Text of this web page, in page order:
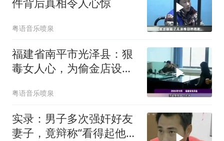
粤语音乐喷泉
福建省南平市光泽县：狠
毒女人心，为偷金店设计
粤语音乐喷泉
实录：男子多次强奸好友
妻子，竟辩称“看得起他才